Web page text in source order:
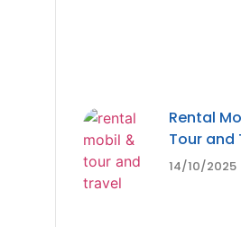
Rental
Tour and
14/10/2025